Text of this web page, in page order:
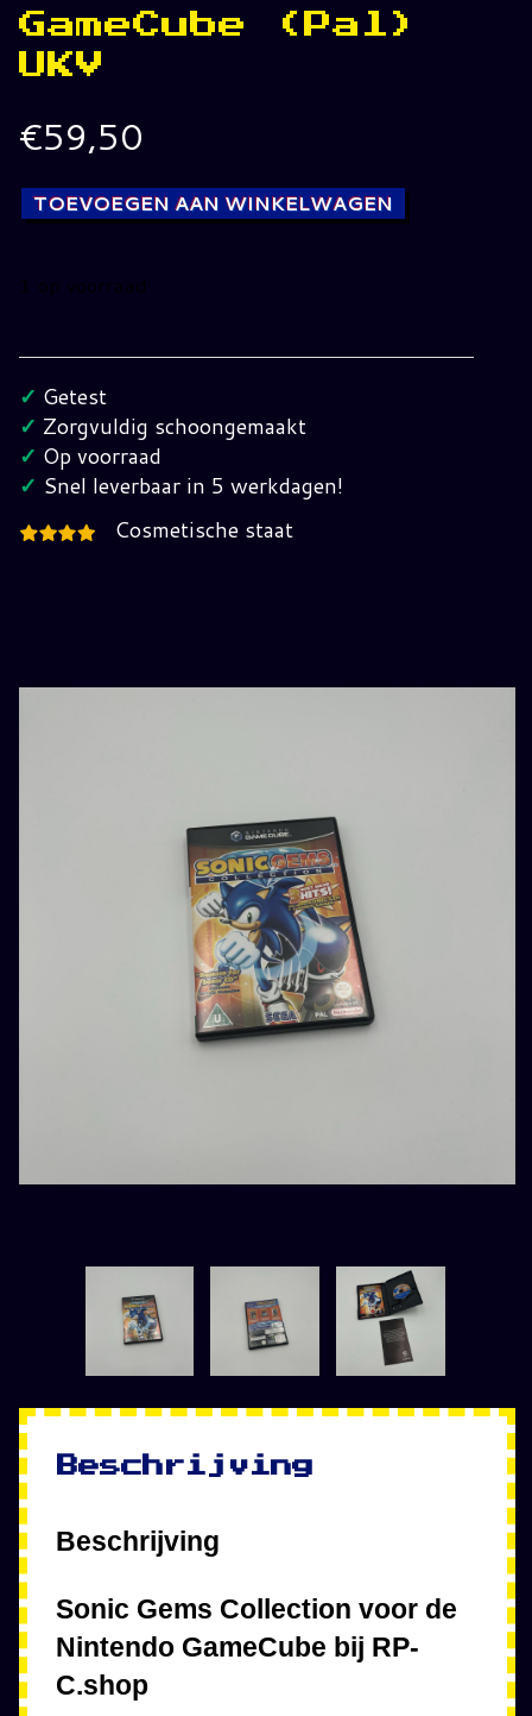
GameCube (Pal)
UKV
€59,50
TOEVOEGEN AAN WINKELWAGEN
1 op voorraad
Gems
Collection
Nintendo
GameCube
(Pal)
hoeveelheid
✓ Getest
✓ Zorgvuldig schoongemaakt
✓ Op voorraad
✓ Snel leverbaar in 5 werkdagen!
Cosmetische staat
Beschrijving
Beschrijving
Sonic Gems Collection voor de
Nintendo GameCube bij RP-
C.shop